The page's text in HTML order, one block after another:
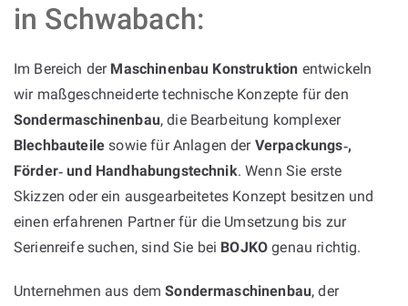
in Schwabach:
Im Bereich der Maschinenbau Konstruktion entwickeln
wir maßgeschneiderte technische Konzepte für den
Sondermaschinenbau, die Bearbeitung komplexer
Blechbauteile sowie für Anlagen der Verpackungs‑,
Förder‑ und Handhabungstechnik. Wenn Sie erste
Skizzen oder ein ausgearbeitetes Konzept besitzen und
einen erfahrenen Partner für die Umsetzung bis zur
Serienreife suchen, sind Sie bei BOJKO genau richtig.
Unternehmen aus demSondermaschinenbau, der